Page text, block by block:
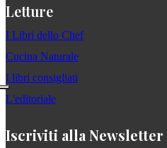
Letture
I Libri dello Chef
Cucina Naturale
I libri consigliati
L'editoriale
Iscriviti alla Newsletter